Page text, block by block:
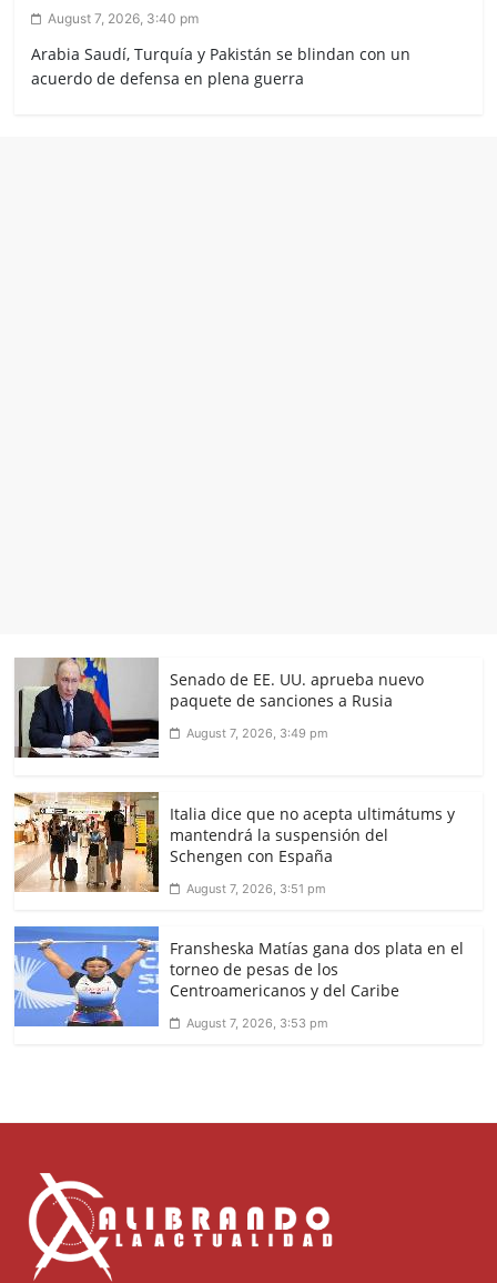
August 7, 2026, 3:40 pm
Arabia Saudí, Turquía y Pakistán se blindan con un
acuerdo de defensa en plena guerra
Senado de EE. UU. aprueba nuevo
paquete de sanciones a Rusia
August 7, 2026, 3:49 pm
Italia dice que no acepta ultimátums y
mantendrá la suspensión del
Schengen con España
August 7, 2026, 3:51 pm
Fransheska Matías gana dos plata en el
torneo de pesas de los
Centroamericanos y del Caribe
August 7, 2026, 3:53 pm